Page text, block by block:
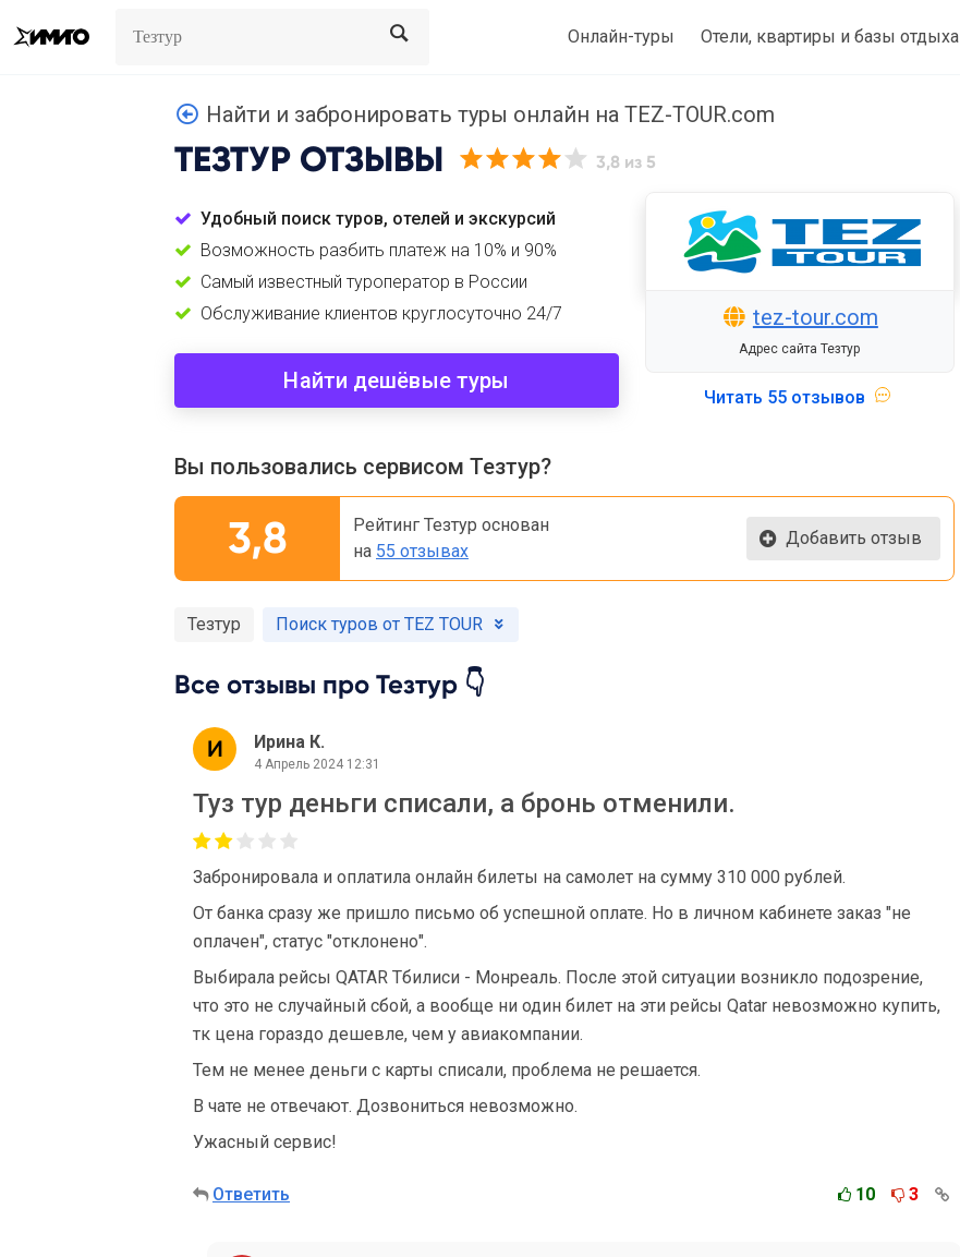
Search Онлайн-туры Отели, квартиры и базы отдыха
Найти и забронировать туры онлайн на TEZ-TOUR.com
ТЕЗТУР ОТЗЫВЫ 3,8 из 5
Удобный поиск туров, отелей и экскурсий
Возможность разбить платеж на 10% и 90%
Самый известный туроператор в России
Обслуживание клиентов круглосуточно 24/7
Найти дешёвые туры
tez-tour.com
Адрес сайта Тезтур
Читать 55 отзывов
Вы пользовались сервисом Тезтур?
3,8
Рейтинг Тезтур основан
на 55 отзывах
Добавить отзыв
Тезтур Поиск туров от TEZ TOUR
Все отзывы про Тезтур 👇
Ирина К.
4 Апрель 2024 12:31
Туз тур деньги списали, а бронь отменили.
Забронировала и оплатила онлайн билеты на самолет на сумму 310 000 рублей.
От банка сразу же пришло письмо об успешной оплате. Но в личном кабинете заказ "не
оплачен", статус "отклонено".
Выбирала рейсы QATAR Тбилиси - Монреаль. После этой ситуации возникло подозрение,
что это не случайный сбой, а вообще ни один билет на эти рейсы Qatar невозможно купить,
тк цена гораздо дешевле, чем у авиакомпании.
Тем не менее деньги с карты списали, проблема не решается.
В чате не отвечают. Дозвониться невозможно.
Ужасный сервис!
Ответить 10 3